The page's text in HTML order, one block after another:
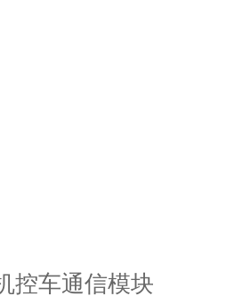
控车通信模块